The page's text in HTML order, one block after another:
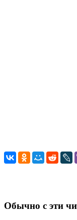
Обычно с эти